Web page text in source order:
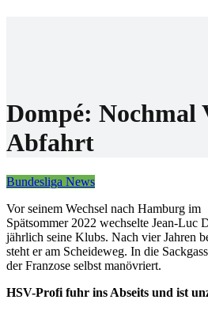
Dompé: Nochmal
Abfahrt
Bundesliga News
Vor seinem Wechsel nach Hamburg im
Spätsommer 2022 wechselte Jean-Luc
jährlich seine Klubs. Nach vier Jahren
steht er am Scheideweg. In die
der Franzose selbst manövriert.
HSV-Profi fuhr ins Abseits und ist